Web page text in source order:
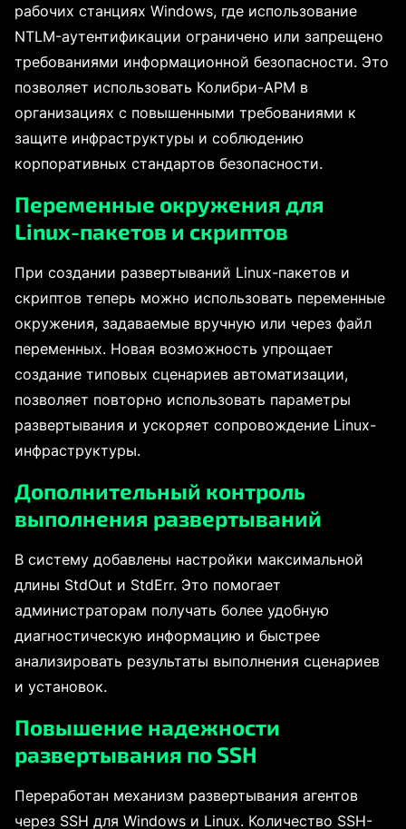
рабочих станциях Windows, где использование
NTLM-аутентификации ограничено или запрещено
требованиями информационной безопасности. Это
позволяет использовать Колибри-АРМ в
организациях с повышенными требованиями к
защите инфраструктуры и соблюдению
корпоративных стандартов безопасности.
Переменные окружения для
Linux-пакетов и скриптов
При создании развертываний Linux-пакетов и
скриптов теперь можно использовать переменные
окружения, задаваемые вручную или через файл
переменных. Новая возможность упрощает
создание типовых сценариев автоматизации,
позволяет повторно использовать параметры
развертывания и ускоряет сопровождение Linux-
инфраструктуры.
Дополнительный контроль
выполнения развертываний
В систему добавлены настройки максимальной
длины StdOut и StdErr. Это помогает
администраторам получать более удобную
диагностическую информацию и быстрее
анализировать результаты выполнения сценариев
и установок.
Повышение надежности
развертывания по SSH
Переработан механизм развертывания агентов
через SSH для Windows и Linux. Количество SSH-